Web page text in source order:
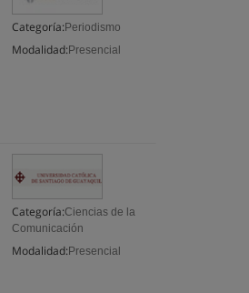
Categoría: Periodismo
Modalidad: Presencial
Categoría:Ciencias de la
Comunicación
Modalidad: Presencial